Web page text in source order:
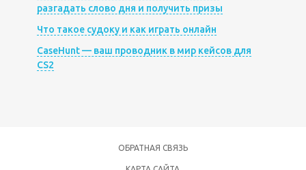
разгадать слово дня и получить призы
Что такое судоку и как играть онлайн
CaseHunt — ваш проводник в мир кейсов для
CS2
ОБРАТНАЯ СВЯЗЬ